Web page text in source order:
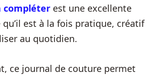
compléter est une excellente
est à la fois pratique, créatif
au quotidien.
ce journal de couture permet